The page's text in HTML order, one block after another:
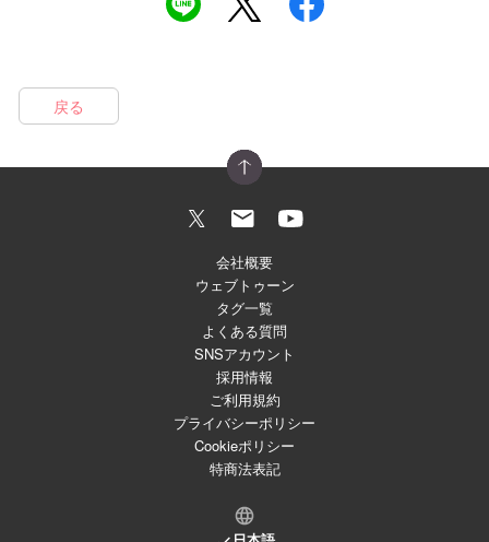
戻る
会社概要
ウェブトゥーン
タグ一覧
よくある質問
SNSアカウント
採用情報
ご利用規約
プライバシーポリシー
Cookieポリシー
特商法表記